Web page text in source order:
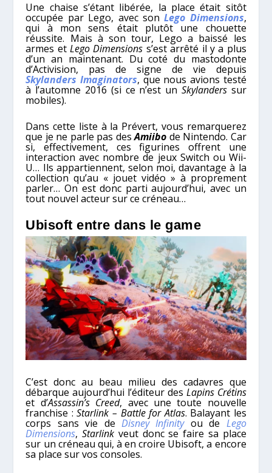
Une chaise s’étant libérée, la place était sitôt
occupée par Lego, avec sonLego Dimensions,
qui à mon sens était plutôt une chouette
réussite. Mais à son tour, Lego a baissé les
armes etLego Dimensions s’est arrêté il y a plus
d’un an maintenant. Du coté du mastodonte
d’Activision, pas de signe de vie depuis
Skylanders Imaginators, que nous avions testé
à l’automne 2016 (si ce n’est un Skylanderssur
mobiles).
Dans cette liste à la Prévert, vous remarquerez
que je ne parle pas desAmiibo de Nintendo. Car
si, effectivement, ces figurines offrent une
interaction avec nombre de jeux Switch ou Wii-
U… Ils appartiennent, selon moi, davantage à la
collection qu’au « jouet vidéo » à proprement
parler… On est donc parti aujourd’hui, avec un
tout nouvel acteur sur ce créneau…
Ubisoft entre dans le game
C’est donc au beau milieu des cadavres que
débarque aujourd’hui l’éditeur des Lapins Crétins
et d’Assassin’s Creed, avec une toute nouvelle
franchise :Starlink – Battle for Atlas. Balayant les
corps sans vie de Disney Infinityou de Lego
Dimensions,Starlink veut donc se faire sa place
sur un créneau qui, à en croire Ubisoft, a encore
sa place sur vos consoles.